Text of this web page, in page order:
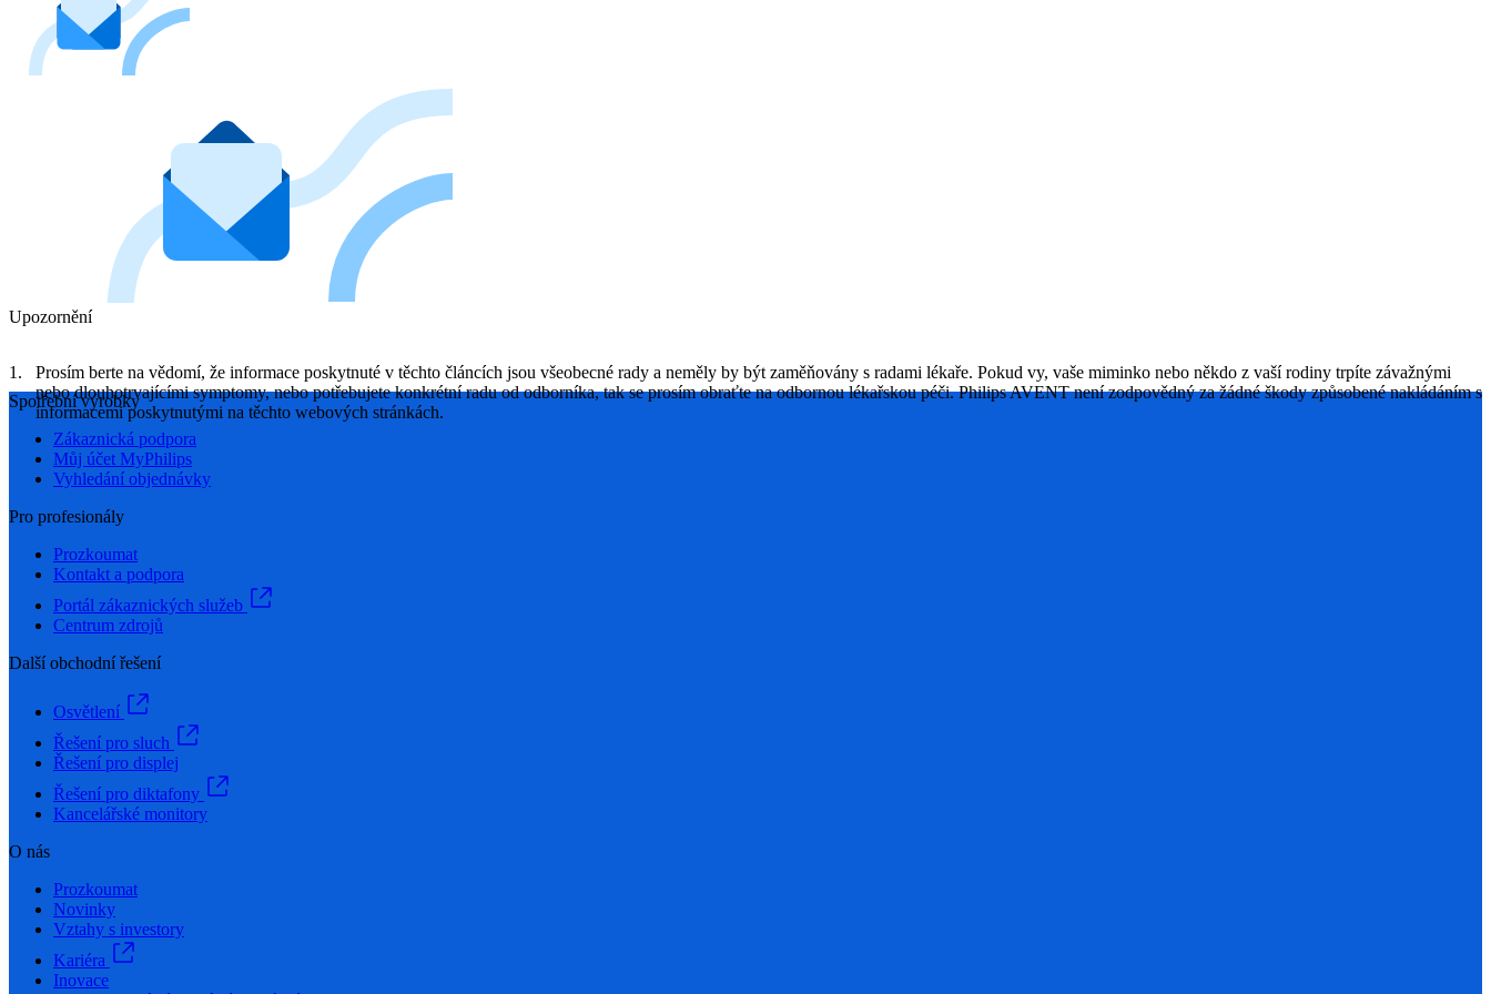
Upozornění
Prosím berte na vědomí, že informace poskytnuté v těchto článcích jsou všeobecné rady a neměly by být zaměňovány s radami lékaře. Pokud vy, vaše miminko nebo někdo z vaší rodiny trpíte závažnými
nebo dlouhotrvajícími symptomy, nebo potřebujete konkrétní radu od odborníka, tak se prosím obraťte na odbornou lékařskou péči. Philips AVENT není zodpovědný za žádné škody způsobené nakládáním s
informacemi poskytnutými na těchto webových stránkách.
Spotřební výrobky
Zákaznická podpora
Můj účet MyPhilips
Vyhledání objednávky
Pro profesionály
Prozkoumat
Kontakt a podpora
Portál zákaznických služeb
Centrum zdrojů
Další obchodní řešení
Osvětlení
Řešení pro sluch
Řešení pro displej
Řešení pro diktafony
Kancelářské monitory
O nás
Prozkoumat
Novinky
Vztahy s investory
Kariéra
Inovace